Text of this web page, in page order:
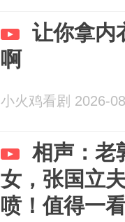
让你拿内
啊
小火鸡看剧 2026-
相声：老
女，张国立
喷！值得一